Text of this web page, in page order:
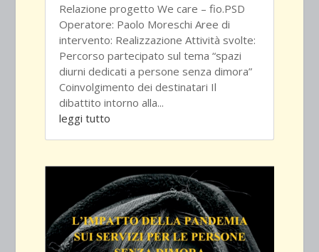
Relazione progetto We care – fio.PSD
Operatore: Paolo Moreschi Aree di
intervento: Realizzazione Attività svolte:
Percorso partecipato sul tema “spazi
diurni dedicati a persone senza dimora”
Coinvolgimento dei destinatari Il
dibattito intorno alla...
leggi tutto